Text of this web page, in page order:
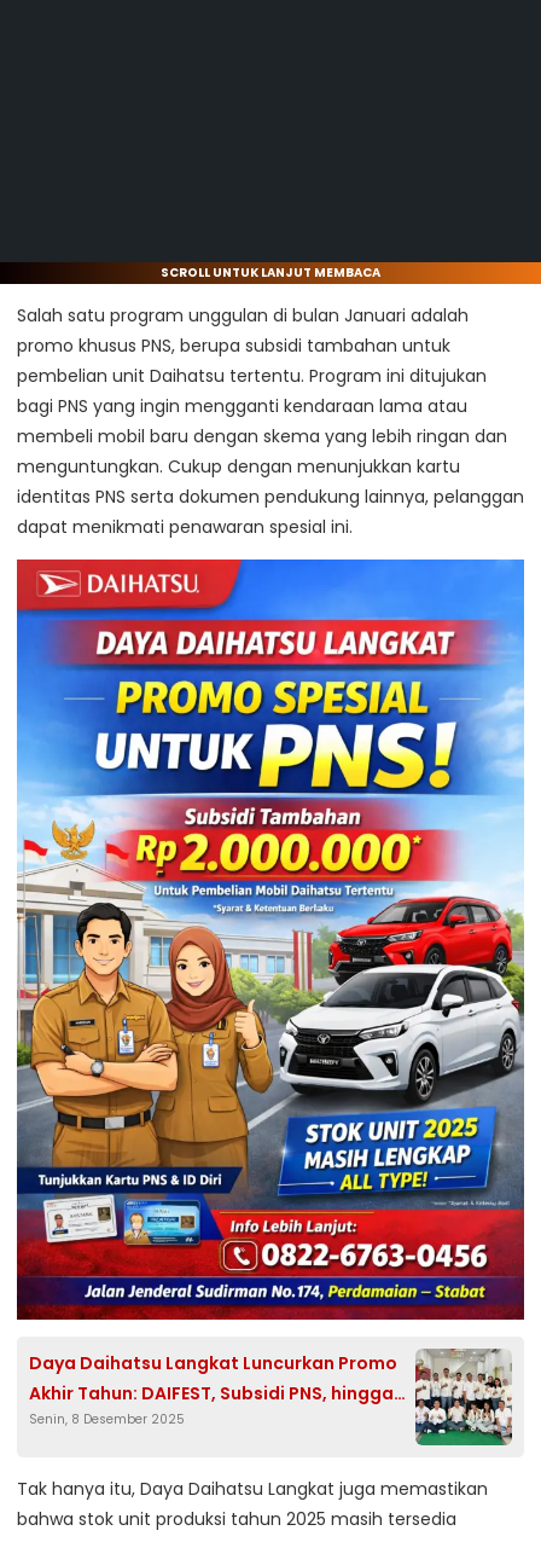
SCROLL UNTUK LANJUT MEMBACA
Salah satu program unggulan di bulan Januari adalah
promo khusus PNS, berupa subsidi tambahan untuk
pembelian unit Daihatsu tertentu. Program ini ditujukan
bagi PNS yang ingin mengganti kendaraan lama atau
membeli mobil baru dengan skema yang lebih ringan dan
menguntungkan. Cukup dengan menunjukkan kartu
identitas PNS serta dokumen pendukung lainnya, pelanggan
dapat menikmati penawaran spesial ini.
Daya Daihatsu Langkat Luncurkan Promo
Akhir Tahun: DAIFEST, Subsidi PNS, hingga
Diskon Servis 50 Persen
Senin, 8 Desember 2025
Tak hanya itu, Daya Daihatsu Langkat juga memastikan
bahwa stok unit produksi tahun 2025 masih tersedia